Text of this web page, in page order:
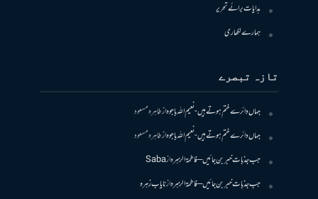
ہدایات برائے تحریر
ہمارے لکھاری
تازہ تبصرے
جہاں دائرے ختم ہوتے ہیں- نعیم اللہ باجوہازطاہرہ مسعود
جہاں دائرے ختم ہوتے ہیں- نعیم اللہ باجوہازطاہرہ مسعود
جب جذبات خبر بن جائیں – فاطمۃالزہرہازSaba
جب جذبات خبر بن جائیں – فاطمۃالزہرہازنایاب زہرہ